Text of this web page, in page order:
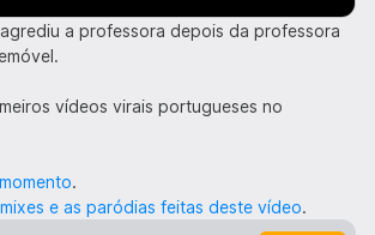
a professora depois da professora
vídeos virais portugueses no
.
e as paródias feitas deste vídeo.